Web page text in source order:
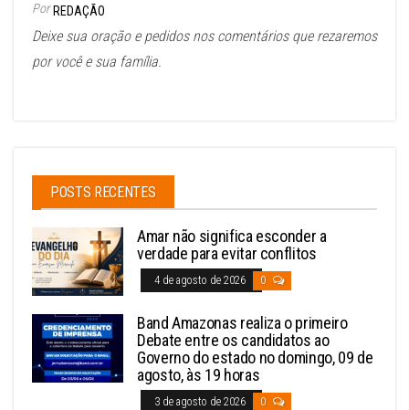
Por REDAÇÃO
Deixe sua oração e pedidos nos comentários que rezaremos
por você e sua família.
POSTS RECENTES
Amar não significa esconder a
verdade para evitar conflitos
4 de agosto de 2026 0
Band Amazonas realiza o primeiro
Debate entre os candidatos ao
Governo do estado no domingo, 09 de
agosto, às 19 horas
3 de agosto de 2026 0